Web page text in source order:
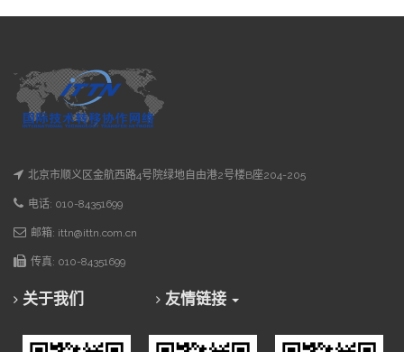
北京市顺义区金航西路4号院绿地自由港2号楼B座204-205
电话: 010-84351699
邮箱: ittn@ittn.com.cn
传真: 010-84351699
关于我们 友情链接